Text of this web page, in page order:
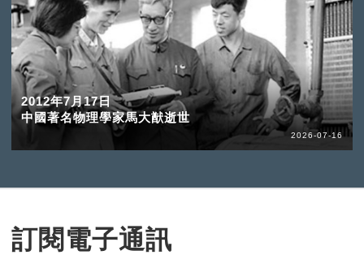
2012年7月17日
中國著名物理學家馬大猷逝世
2026-07-16
訂閱電子通訊